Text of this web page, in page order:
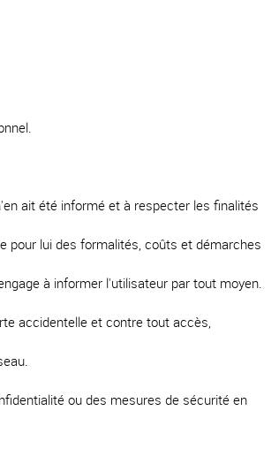
ait été informé et à respecter les finalités
pour lui des formalités, coûts et démarches
à informer l'utilisateur par tout moyen.
accidentelle et contre tout accès,
ou des mesures de sécurité en